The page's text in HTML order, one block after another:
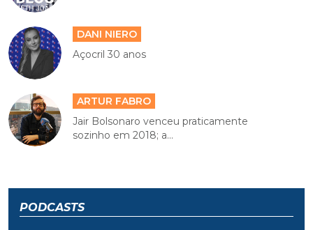
DANI NIERO
Açocril 30 anos
ARTUR FABRO
Jair Bolsonaro venceu praticamente
sozinho em 2018; a...
PODCASTS